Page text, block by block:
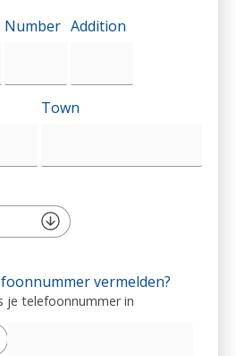
Number Addition
Town
vermelden?
je telefoonnummer in